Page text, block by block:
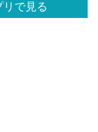
リで見る